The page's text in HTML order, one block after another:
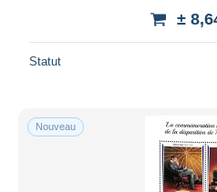
±
Statut
Nouveau